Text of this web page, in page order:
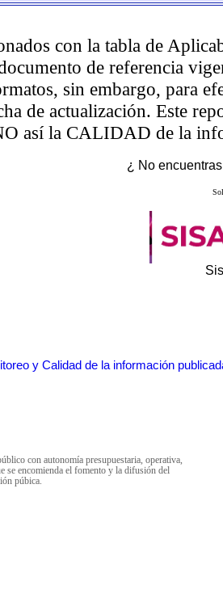
con la tabla de
de referencia
sin embargo, para
de actualización. Este
así la CALIDAD de la
¿ No
y Calidad de la información
con autonomía presupuestaria, operativa,
se encomienda el fomento y la difusión del
púbica.